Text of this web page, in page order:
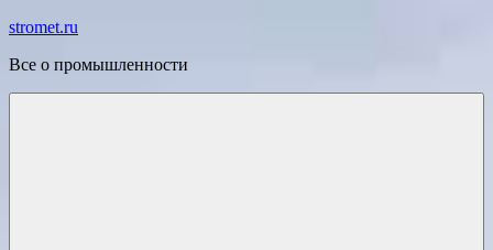
Перейти
содержимому
stromet.ru
Все о промышленности